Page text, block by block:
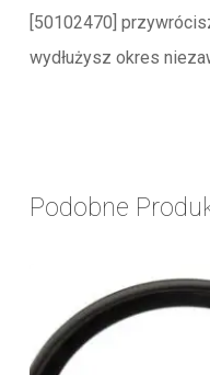
[50102470]
wydłużysz okres
Podobne